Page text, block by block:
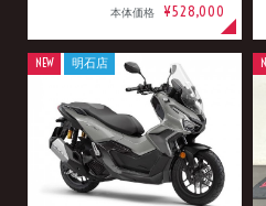
本体価格 ¥528,000
NEW 明石店